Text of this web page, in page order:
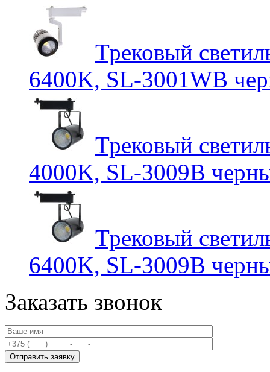
Трековый
6400K, SL-3001WB
Трековый
4000K, SL-3009B
Трековый
6400K, SL-3009B
Заказать звонок